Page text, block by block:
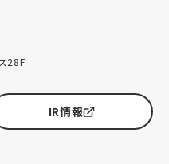
28F
IR情報